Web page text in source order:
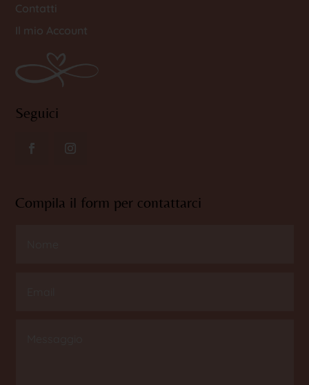
Contatti
Il mio Account
Seguici
Compila il form per contattarci